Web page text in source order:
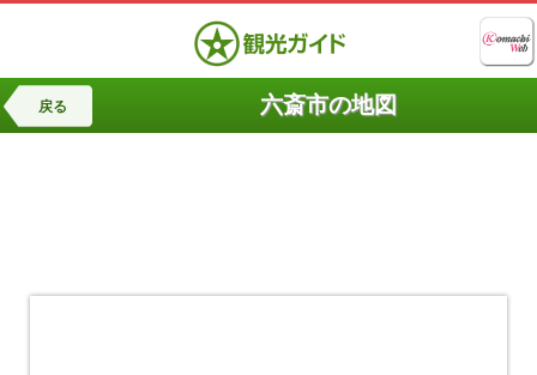
戻る 六斎市の地図